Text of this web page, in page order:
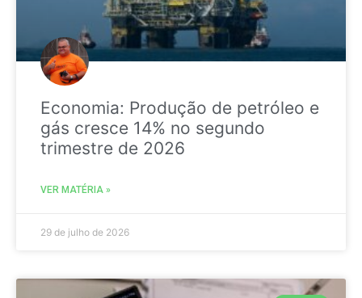
Economia: Produção de petróleo e
gás cresce 14% no segundo
trimestre de 2026
VER MATÉRIA »
29 de julho de 2026